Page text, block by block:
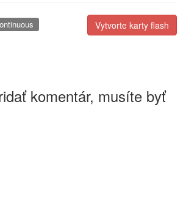
Vytvorte karty flash
komentár, musíte byť